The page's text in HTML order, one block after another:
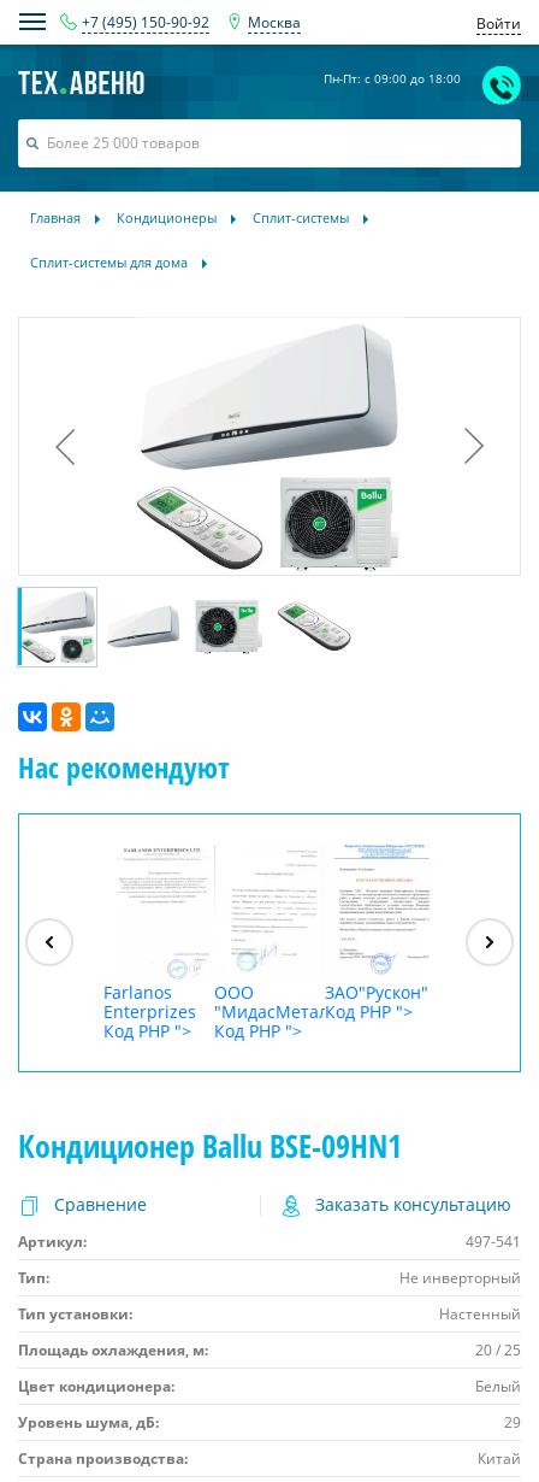
+7 (495) 150-90-92 Москва Войти
Пн-Пт: с 09:00 до 18:00
Главная Кондиционеры Сплит-системы
Сплит-системы для дома
Нас рекомендуют
Farlanos
Enterprizes
Код PHP ">
ООО
"МидасМеталлАрт"
Код PHP ">
ЗАО"Рускон"
Код PHP ">
Кондиционер Ballu BSE-09HN1
Сравнение Заказать консультацию
Артикул:
497-541
Тип:
Не инверторный
Тип установки:
Настенный
Площадь охлаждения, м:
20 / 25
Цвет кондиционера:
Белый
Уровень шума, дБ:
29
Страна производства:
Китай